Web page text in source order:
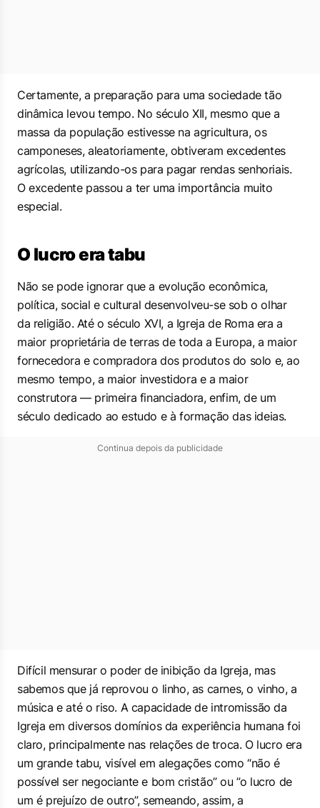
Certamente, a preparação para uma sociedade tão
dinâmica levou tempo. No século XII, mesmo que a
massa da população estivesse na agricultura, os
camponeses, aleatoriamente, obtiveram excedentes
agrícolas, utilizando-os para pagar rendas senhoriais.
O excedente passou a ter uma importância muito
especial.
O lucro era tabu
Não se pode ignorar que a evolução econômica,
política, social e cultural desenvolveu-se sob o olhar
da religião. Até o século XVI, a Igreja de Roma era a
maior proprietária de terras de toda a Europa, a maior
fornecedora e compradora dos produtos do solo e, ao
mesmo tempo, a maior investidora e a maior
construtora — primeira financiadora, enfim, de um
século dedicado ao estudo e à formação das ideias.
Continua depois da publicidade
Difícil mensurar o poder de inibição da Igreja, mas
sabemos que já reprovou o linho, as carnes, o vinho, a
música e até o riso. A capacidade de intromissão da
Igreja em diversos domínios da experiência humana foi
claro, principalmente nas relações de troca. O lucro era
um grande tabu, visível em alegações como “não é
possível ser negociante e bom cristão” ou ”o lucro de
um é prejuízo de outro”, semeando, assim, a